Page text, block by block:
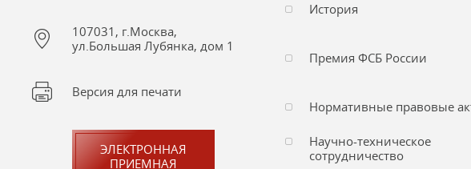
107031, г.Москва,
ул.Большая Лубянка, дом 1
Версия для печати
ЭЛЕКТРОННАЯ
ПРИЕМНАЯ
История
Премия ФСБ России
Нормативные правовые
Научно-техническое
сотрудничество